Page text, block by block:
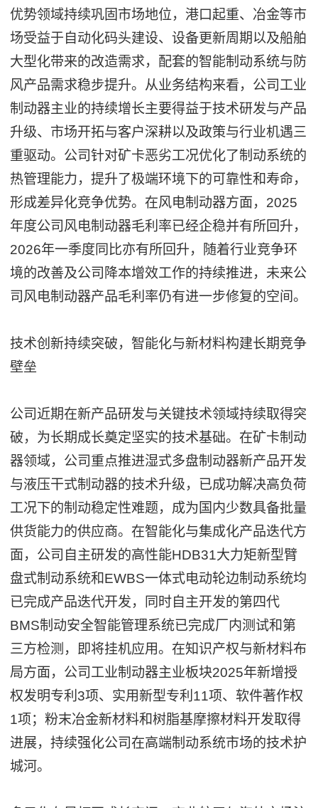
优势领域持续巩固市场地位，港口起重、冶金等市
场受益于自动化码头建设、设备更新周期以及船舶
大型化带来的改造需求，配套的智能制动系统与防
风产品需求稳步提升。从业务结构来看，公司工业
制动器主业的持续增长主要得益于技术研发与产品
升级、市场开拓与客户深耕以及政策与行业机遇三
重驱动。公司针对矿卡恶劣工况优化了制动系统的
热管理能力，提升了极端环境下的可靠性和寿命，
形成差异化竞争优势。在风电制动器方面，2025
年度公司风电制动器毛利率已经企稳并有所回升，
2026年一季度同比亦有所回升，随着行业竞争环
境的改善及公司降本增效工作的持续推进，未来公
司风电制动器产品毛利率仍有进一步修复的空间。
技术创新持续突破，智能化与新材料构建长期竞争
壁垒
公司近期在新产品研发与关键技术领域持续取得突
破，为长期成长奠定坚实的技术基础。在矿卡制动
器领域，公司重点推进湿式多盘制动器新产品开发
与液压干式制动器的技术升级，已成功解决高负荷
工况下的制动稳定性难题，成为国内少数具备批量
供货能力的供应商。在智能化与集成化产品迭代方
面，公司自主研发的高性能HDB31大力矩新型臂
盘式制动系统和EWBS一体式电动轮边制动系统均
已完成产品迭代开发，同时自主开发的第四代
BMS制动安全智能管理系统已完成厂内测试和第
三方检测，即将挂机应用。在知识产权与新材料布
局方面，公司工业制动器主业板块2025年新增授
权发明专利3项、实用新型专利11项、软件著作权
1项；粉末冶金新材料和树脂基摩擦材料开发取得
进展，持续强化公司在高端制动系统市场的技术护
城河。